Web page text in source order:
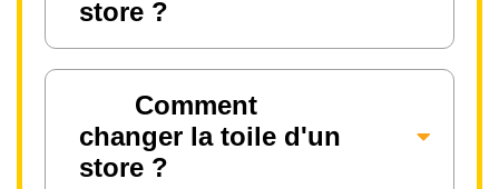
store ?
Comment
changer la toile d'un
store ?